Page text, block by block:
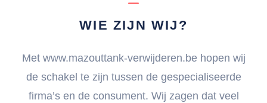
WIE ZIJN WIJ?
Met www.mazouttank-verwijderen.be hopen wij
de schakel te zijn tussen de gespecialiseerde
firma’s en de consument. Wij zagen dat veel